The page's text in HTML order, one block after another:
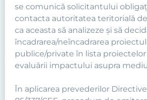
se comunică solicitantului
contacta autoritatea teritorială
ca aceasta să analizeze şi să
încadrarea/neîncadrarea
publice/private în lista
evaluării impactului asupra
În aplicarea prevederilor